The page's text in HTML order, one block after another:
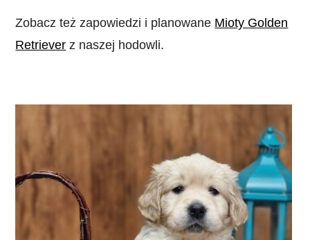
Zobacz też zapowiedzi i planowane Mioty Golden
Retriever z naszej hodowli.